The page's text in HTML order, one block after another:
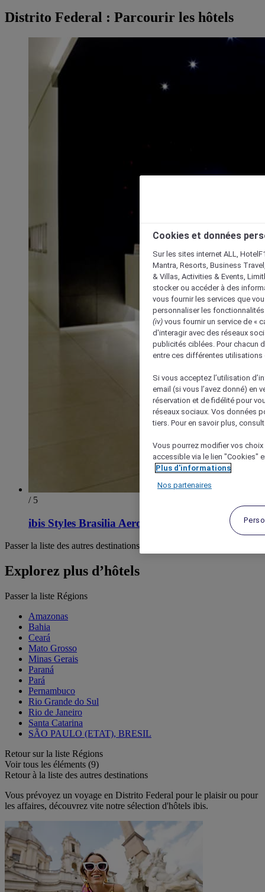
Distrito Federal : Parcourir les hôtels
/ 5
ibis Styles Brasilia Aeroporto
Passer la liste des autres destinations
Explorez plus d’hôtels
Passer la liste Régions
Amazonas
Bahia
Ceará
Mato Grosso
Minas Gerais
Paraná
Pará
Pernambuco
Rio Grande do Sul
Rio de Janeiro
Santa Catarina
SÃO PAULO (ETAT), BRESIL
Retour sur la liste Régions
Voir tous les éléments (9)
Retour à la liste des autres destinations
Vous prévoyez un voyage en Distrito Federal pour le plaisir ou pour
les affaires, découvrez vite notre sélection d'hôtels ibis.
Cookies et données
Sur les sites internet ALL,
Mantra, Resorts, Business
& Villas, Activities & Events,
stocker ou accéder à des
vous fournir les services que
personnaliser les
(iv) vous fournir un service de «
d'interagir avec des réseaux
publicités ciblées. Pour chacun
entre ces différentes utilisations
Si vous acceptez l’utilisation
email (si vous l’avez donné) en
réservation et de fidélité pour
réseaux sociaux. Vos données
tiers. Pour en savoir plus,
Vous pourrez modifier vos
accessible via le lien "Cookies"
Plus d'informations
Nos partenaires